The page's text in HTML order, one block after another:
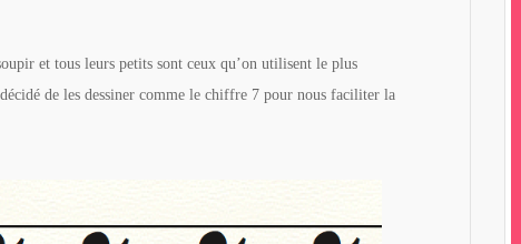
et tous leurs petits sont ceux qu’on utilisent le plus
de les dessiner comme le chiffre 7 pour nous faciliter la